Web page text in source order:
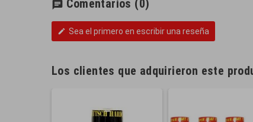
chat Comentarios (0)
edit Sea el primero en escribir una reseña
Los clientes que adquirieron este